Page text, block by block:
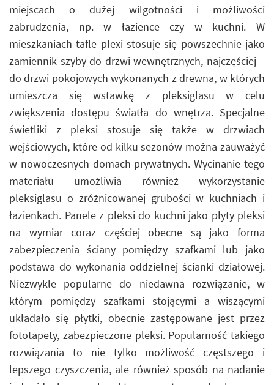
miejscach o dużej wilgotności i możliwości
zabrudzenia, np. w łazience czy w kuchni. W
mieszkaniach tafle plexi stosuje się powszechnie jako
zamiennik szyby do drzwi wewnętrznych, najczęściej –
do drzwi pokojowych wykonanych z drewna, w których
umieszcza się wstawkę z pleksiglasu w celu
zwiększenia dostępu światła do wnętrza. Specjalne
świetliki z pleksi stosuje się także w drzwiach
wejściowych, które od kilku sezonów można zauważyć
w nowoczesnych domach prywatnych. Wycinanie tego
materiału umożliwia również wykorzystanie
pleksiglasu o zróżnicowanej grubości w kuchniach i
łazienkach. Panele z pleksi do kuchni jako płyty pleksi
na wymiar coraz częściej obecne są jako forma
zabezpieczenia ściany pomiędzy szafkami lub jako
podstawa do wykonania oddzielnej ścianki działowej.
Niezwykle popularne do niedawna rozwiązanie, w
którym pomiędzy szafkami stojącymi a wiszącymi
układało się płytki, obecnie zastępowane jest przez
fototapety, zabezpieczone pleksi. Popularność takiego
rozwiązania to nie tylko możliwość częstszego i
lepszego czyszczenia, ale również sposób na nadanie